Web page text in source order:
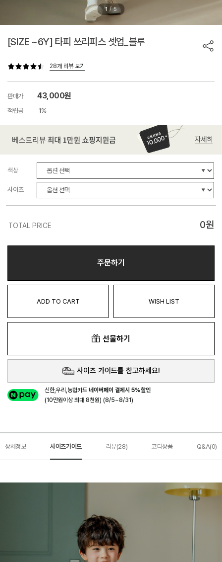
1 / 5
[SIZE ~6Y] 타피 쓰리피스 셋업_블루
28개 리뷰 보기
판매가 43,000원
적립금 1%
색상
사이즈
TOTAL PRICE 0원
주문하기
ADD TO CART WISH LIST
선물하기
사이즈 가이드를 참고하세요!
신한,우리,농협카드네이버페이 결제시 5%할인
(10만원이상 최대 8천원) (8/5~8/31)
상세정보 사이즈가이드 리뷰(28) 코디상품 Q&A(0)